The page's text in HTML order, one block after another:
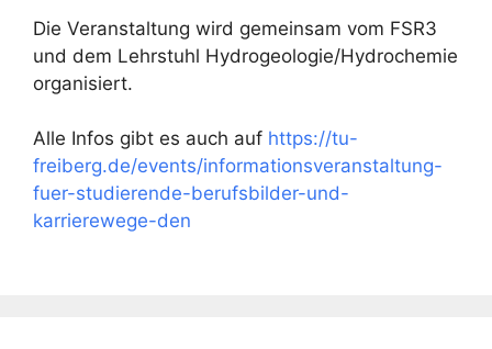
Die Veranstaltung wird gemeinsam vom FSR3
und dem Lehrstuhl Hydrogeologie/Hydrochemie
organisiert.
Alle Infos gibt es auch auf https://tu-
freiberg.de/events/informationsveranstaltung-
fuer-studierende-berufsbilder-und-
karrierewege-den